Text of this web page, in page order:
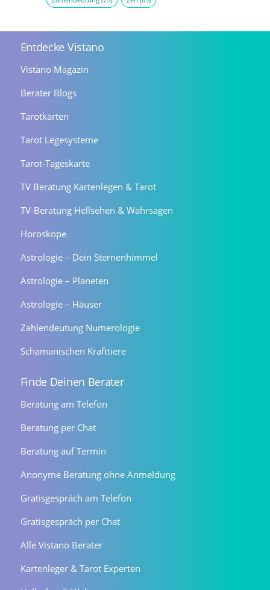
Entdecke Vistano
Vistano Magazin
Berater Blogs
Tarotkarten
Tarot Legesysteme
Tarot-Tageskarte
TV Beratung Kartenlegen & Tarot
TV-Beratung Hellsehen & Wahrsagen
Horoskope
Astrologie – Dein Sternenhimmel
Astrologie – Planeten
Astrologie – Häuser
Zahlendeutung Numerologie
Schamanischen Krafttiere
Finde Deinen Berater
Beratung am Telefon
Beratung per Chat
Beratung auf Termin
Anonyme Beratung ohne Anmeldung
Gratisgespräch am Telefon
Gratisgespräch per Chat
Alle Vistano Berater
Kartenleger & Tarot Experten